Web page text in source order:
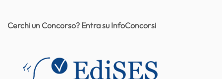
Cerchi un Concorso? Entra su InfoConcorsi